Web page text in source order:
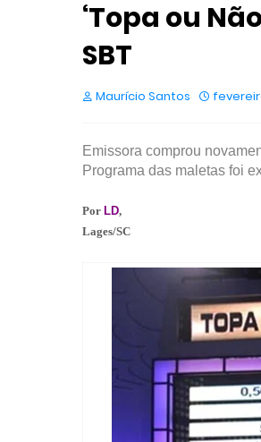
‘Topa ou
SBT
Maurício Santos
Emissora comprou
Programa das maletas foi
Por LD,
Lages/SC